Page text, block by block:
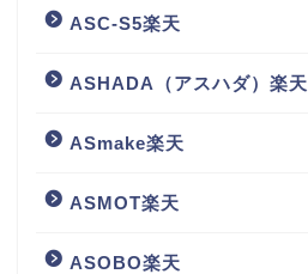
ASC-S5楽天
ASHADA（アスハダ）楽天
ASmake楽天
ASMOT楽天
ASOBO楽天